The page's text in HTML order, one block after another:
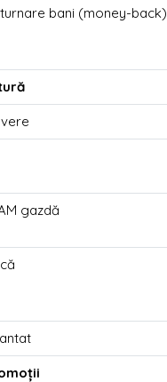
bani (money-back)
gazdă